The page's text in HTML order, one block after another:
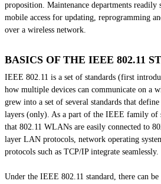
proposition. Maintenance departments readily
mobile access for updating, reprogramming
over a wireless network.
BASICS OF THE IEEE 802.11
IEEE 802.11 is a set of standards (first
how multiple devices can communicate on a
grew into a set of several standards that
layers (only). As a part of the IEEE family of
that 802.11 WLANs are easily connected to
layer LAN protocols, network operating
protocols such as TCP/IP integrate seamlessly.
Under the IEEE 802.11 standard, there can